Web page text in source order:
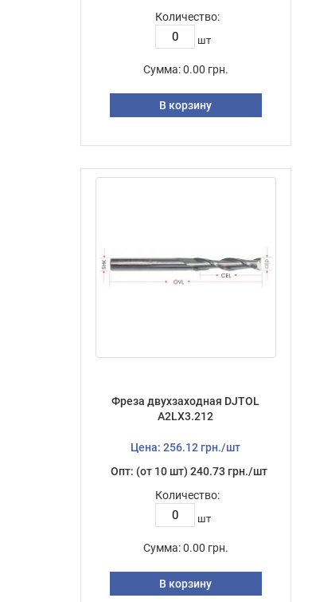
Количество:
шт
Сумма: 0.00 грн.
В корзину
Фреза двухзаходная DJTOL
А2LX3.212
Цена: 256.12 грн./шт
Опт: (от 10 шт) 240.73 грн./шт
Количество:
шт
Сумма: 0.00 грн.
В корзину